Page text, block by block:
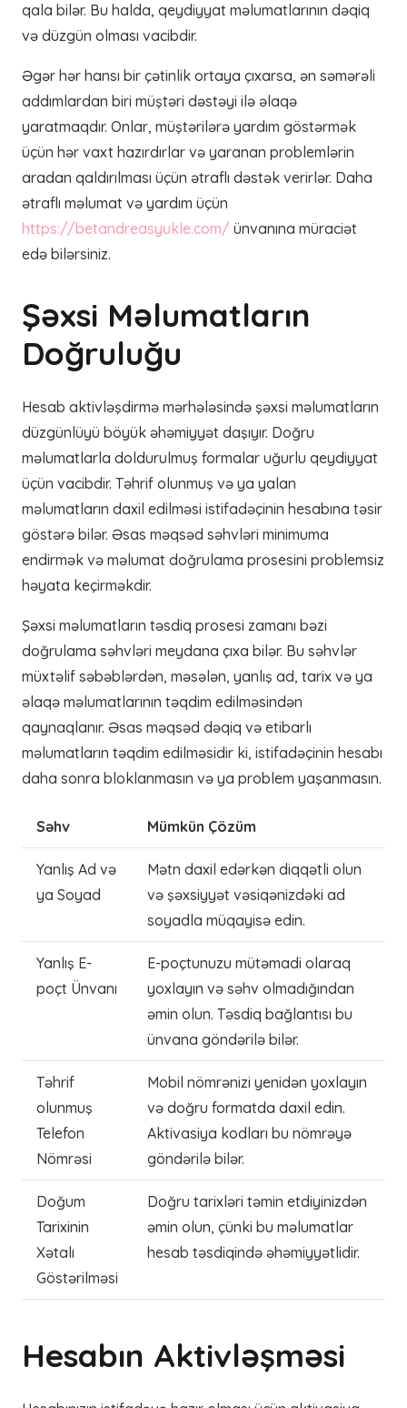
qala bilər. Bu halda, qeydiyyat məlumatlarının dəqiq
və düzgün olması vacibdir.
Əgər hər hansı bir çətinlik ortaya çıxarsa, ən səmərəli
addımlardan biri müştəri dəstəyi ilə əlaqə
yaratmaqdır. Onlar, müştərilərə yardım göstərmək
üçün hər vaxt hazırdırlar və yaranan problemlərin
aradan qaldırılması üçün ətraflı dəstək verirlər. Daha
ətraflı məlumat və yardım üçün
https://betandreasyukle.com/ ünvanına müraciət
edə bilərsiniz.
Şəxsi Məlumatların
Doğruluğu
Hesab aktivləşdirmə mərhələsində şəxsi məlumatların
düzgünlüyü böyük əhəmiyyət daşıyır. Doğru
məlumatlarla doldurulmuş formalar uğurlu qeydiyyat
üçün vacibdir. Təhrif olunmuş və ya yalan
məlumatların daxil edilməsi istifadəçinin hesabına təsir
göstərə bilər. Əsas məqsəd səhvləri minimuma
endirmək və məlumat doğrulama prosesini problemsiz
həyata keçirməkdir.
Şəxsi məlumatların təsdiq prosesi zamanı bəzi
doğrulama səhvləri meydana çıxa bilər. Bu səhvlər
müxtəlif səbəblərdən, məsələn, yanlış ad, tarix və ya
əlaqə məlumatlarının təqdim edilməsindən
qaynaqlanır. Əsas məqsəd dəqiq və etibarlı
məlumatların təqdim edilməsidir ki, istifadəçinin hesabı
daha sonra bloklanmasın və ya problem yaşanmasın.
Səhv Mümkün Çözüm
Yanlış Ad və
ya Soyad
Mətn daxil edərkən diqqətli olun
və şəxsiyyət vəsiqənizdəki ad
soyadla müqayisə edin.
Yanlış E-
poçt Ünvanı
E-poçtunuzu mütəmadi olaraq
yoxlayın və səhv olmadığından
əmin olun. Təsdiq bağlantısı bu
ünvana göndərilə bilər.
Təhrif
olunmuş
Telefon
Nömrəsi
Mobil nömrənizi yenidən yoxlayın
və doğru formatda daxil edin.
Aktivasiya kodları bu nömrəyə
göndərilə bilər.
Doğum
Tarixinin
Xətalı
Göstərilməsi
Doğru tarixləri təmin etdiyinizdən
əmin olun, çünki bu məlumatlar
hesab təsdiqində əhəmiyyətlidir.
Hesabın Aktivləşməsi